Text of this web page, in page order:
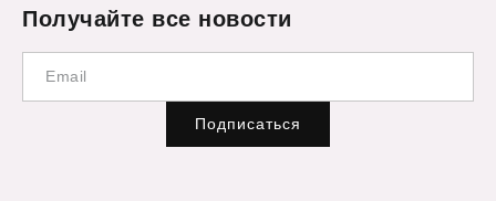
Получайте все новости
Подписаться